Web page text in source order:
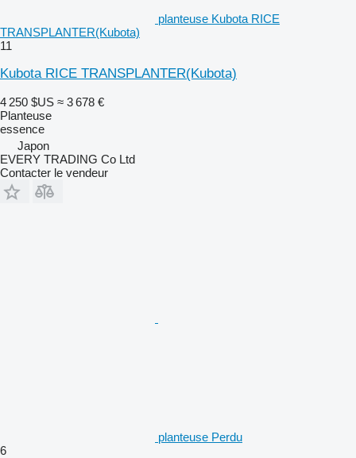
planteuse Kubota RICE
TRANSPLANTER(Kubota)
11
Kubota RICE TRANSPLANTER(Kubota)
4 250 $US ≈ 3 678 €
Planteuse
essence
Japon
EVERY TRADING Co Ltd
Contacter le vendeur
planteuse Perdu
6